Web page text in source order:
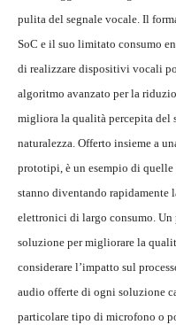
pulita del segnale vocale. Il
SoC e il suo limitato consumo
di realizzare dispositivi vocali
algoritmo avanzato per la
migliora la qualità percepita del
naturalezza. Offerto insieme a
prototipi, è un esempio di
stanno diventando
elettronici di largo consumo.
soluzione per migliorare la
considerare l’impatto sul
audio offerte di ogni soluzione
particolare tipo di microfono o